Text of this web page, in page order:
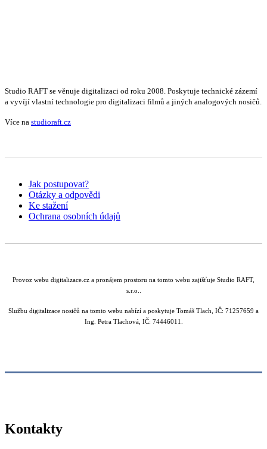
Studio RAFT se věnuje digitalizaci od roku 2008. Poskytuje technické zázemí
a vyvíjí vlastní technologie pro digitalizaci filmů a jiných analogových nosičů.
Více na studioraft.cz
Jak postupovat?
Otázky a odpovědi
Ke stažení
Ochrana osobních údajů
Provoz webu digitalizace.cz a pronájem prostoru na tomto webu zajišťuje Studio RAFT,
s.r.o..
Službu digitalizace nosičů na tomto webu nabízí a poskytuje Tomáš Tlach, IČ: 71257659 a
Ing. Petra Tlachová, IČ: 74446011.
Kontakty